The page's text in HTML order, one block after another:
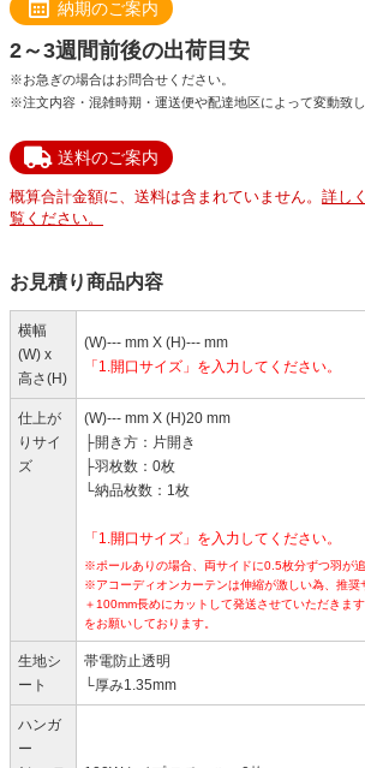
納期のご案内
2～3週間前後の出荷目安
※お急ぎの場合はお問合せください。
※注文内容・混雑時期・運送便や配達地区によって変動致し
送料のご案内
概算合計金額に、送料は含まれていません。 詳し
覧ください。
お見積り商品内容
横幅
(W) x
高さ(H)
(W)--- mm X (H)--- mm
「1.開口サイズ」を入力してください。
仕上が
りサイ
ズ
(W)--- mm X (H)20 mm
├開き方：片開き
├羽枚数：0枚
└納品枚数：1枚
「1.開口サイズ」を入力してください。
※ポールありの場合、両サイドに0.5枚分ずつ羽が追
※アコーディオンカーテンは伸縮が激しい為、推奨
＋100mm長めにカットして発送させていただきま
をお願いしております。
生地シ
ート
帯電防止透明
└厚み1.35mm
ハンガ
ー